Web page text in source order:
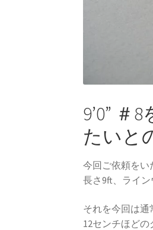
9’0”
たいと
今回ご依頼をい
長さ9ft、ライン
それを今回は通
12センチほど